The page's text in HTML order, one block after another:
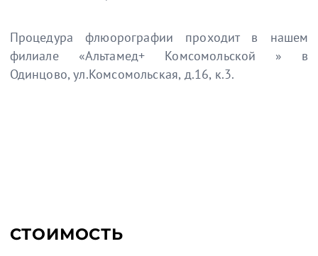
Процедура флюорографии проходит в нашем
филиале «Альтамед+ Комсомольской » в
Одинцово, ул.Комсомольская, д.16, к.3.
СТОИМОСТЬ